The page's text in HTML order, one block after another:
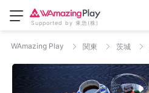
Supported by 東急(株)
WAmazing Play 関東 茨城